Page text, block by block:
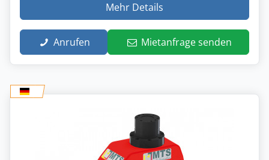
Mehr Details
Anrufen Mietanfrage senden